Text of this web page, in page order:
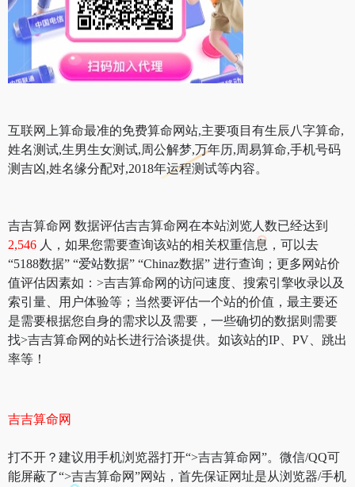
互联网上算命最准的免费算命网站,主要项目有生辰八字算命,
姓名测试,生男生女测试,周公解梦,万年历,周易算命,手机号码
测吉凶,姓名缘分配对,2018年运程测试等内容。
吉吉算命网 数据评估吉吉算命网在本站浏览人数已经达到
2,546 人，如果您需要查询该站的相关权重信息，可以去
“5188数据” “爱站数据” “Chinaz数据” 进行查询；更多网站价
值评估因素如：>吉吉算命网的访问速度、搜索引擎收录以及
索引量、用户体验等；当然要评估一个站的价值，最主要还
是需要根据您自身的需求以及需要，一些确切的数据则需要
找>吉吉算命网的站长进行洽谈提供。如该站的IP、PV、跳出
率等！
吉吉算命网
打不开？建议用手机浏览器打开“>吉吉算命网”。微信/QQ可
能屏蔽了“>吉吉算命网”网站，首先保证网址是从浏览器/手机